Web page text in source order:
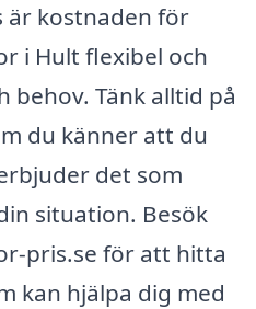
är kostnaden för
i Hult flexibel och
behov. Tänk alltid på
du känner att du
det som
situation. Besök
pris.se för att hitta
kan hjälpa dig med